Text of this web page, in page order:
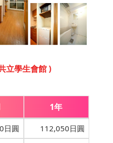
立學生會館 )
1年
日圓
112,050日圓